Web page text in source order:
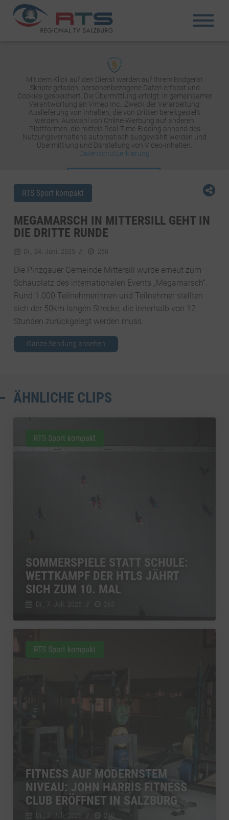
Mit dem Klick auf den Dienst werden auf Ihrem Endgerät
Skripte geladen, personenbezogene Daten erfasst und
Cookies gespeichert. Die Übermittlung erfolgt: in gemeinsamer
Verantwortung an Vimeo Inc.. Zweck der Verarbeitung:
Auslieferung von Inhalten, die von Dritten bereitgestellt
werden, Auswahl von Online-Werbung auf anderen
Plattformen, die mittels Real-Time-Bidding anhand des
Nutzungsverhaltens automatisch ausgewählt werden und
Übermittlung und Darstellung von Video-Inhalten.
Datenschutzerklärung
RTS Sport kompakt
MEGAMARSCH IN MITTERSILL GEHT IN
DIE DRITTE RUNDE
Di., 24. Juni. 2025 260
Die Pinzgauer Gemeinde Mittersill wurde erneut zum
Schauplatz des internationalen Events „Megamarsch“.
Rund 1.000 Teilnehmerinnen und Teilnehmer stellten
sich der 50km langen Strecke, die innerhalb von 12
Stunden zurückgelegt werden muss.
Ganze Sendung ansehen
ÄHNLICHE CLIPS
SOMMERSPIELE STATT SCHULE:
WETTKAMPF DER HTLS JÄHRT
SICH ZUM 10. MAL
Di., 7. Juli. 2026
RTS Sport kompakt
FITNESS AUF MODERNSTEM
NIVEAU: JOHN HARRIS FITNESS
CLUB ERÖFFNET IN SALZBURG
Di., 7. Juli. 2026 210
RTS Sport kompakt